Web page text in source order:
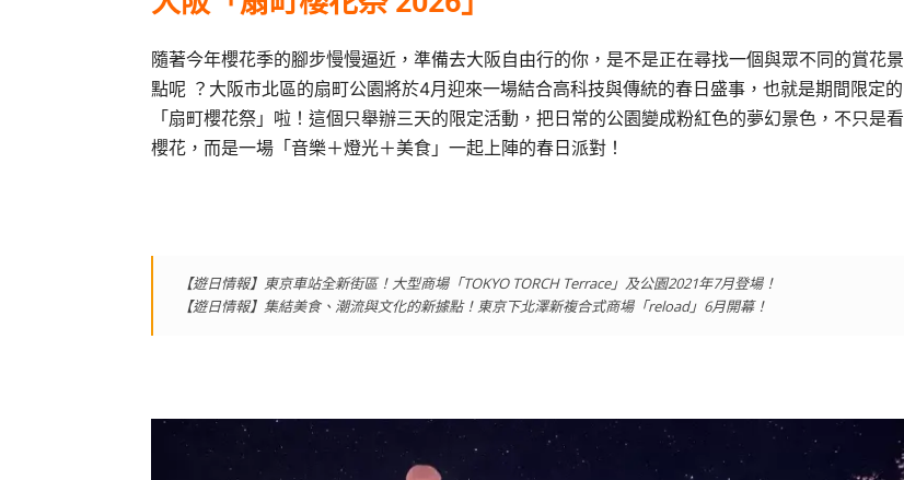
隨著今年櫻花季的腳步慢慢逼近，準備去大阪自由行的你，是不是正在尋找一個與眾不同的賞花景
點呢 ？大阪市北區的扇町公園將於4月迎來一場結合高科技與傳統的春日盛事，也就是期間限定的
「扇町櫻花祭」啦！這個只舉辦三天的限定活動，把日常的公園變成粉紅色的夢幻景色，不只是看
櫻花，而是一場「音樂＋燈光＋美食」一起上陣的春日派對！
【遊日情報】東京車站全新街區！大型商場「TOKYO TORCH Terrace」及公園2021年7月登場！
【遊日情報】集結美食、潮流與文化的新據點！東京下北澤新複合式商場「reload」6月開幕！